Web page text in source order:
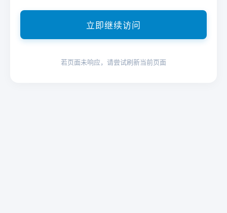
立即继续访问
若页面未响应，请尝试刷新当前页面